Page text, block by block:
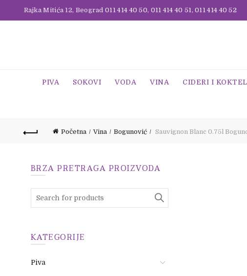
Rajka Mitića 12, Beograd011 414 40 50, 011 414 40 51,011 414 40 52
PIVA SOKOVI VODA VINA CIDERI I
Početna Vina Bogunović Sauvignon Blanc 0.75l
BRZA PRETRAGA PROIZVODA
KATEGORIJE
Piva